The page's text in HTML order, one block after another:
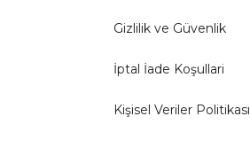
Gizlilik ve Güvenlik
İptal İade Koşullari
Kişisel Veriler Politikası